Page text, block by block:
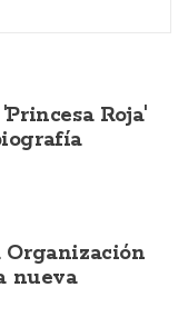
Roja'
Organización
nueva